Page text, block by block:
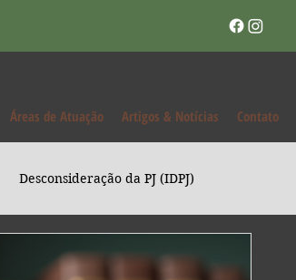
Áreas de Atuação Artigos & Notícias Contato
Desconsideração da PJ (IDPJ)